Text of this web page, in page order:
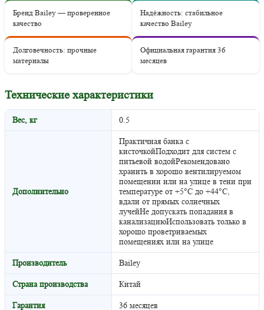
Бренд Bailey — проверенное
качество
Надёжность: стабильное
качество Bailey
Долговечность: прочные
материалы
Официальная гарантия 36
месяцев
Технические характеристики
Вес, кг 0.5
Дополнительно
Практичная банка c
кисточкойПодходит для систем с
питьевой водойРекомендовано
хранить в хорошо вентилируемом
помещении или на улице в тени при
температуре от +5°C до +44°C,
вдали от прямых солнечных
лучейНе допускать попадания в
канализациюИспользовать только в
хорошо проветриваемых
помещениях или на улице
Производитель Bailey
Страна производства Китай
Гарантия 36 месяцев